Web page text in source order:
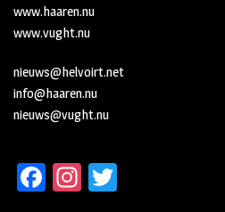
www.haaren.nu
www.vught.nu
nieuws@helvoirt.net
info@haaren.nu
nieuws@vught.nu
Fa In